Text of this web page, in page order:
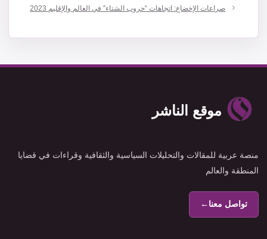
صراعات الإخضاع: اتجاهات “حروب الشتاء” في العالم والإقليم 2023
موقع الناشر
منصة عربية للمقالات والتحليلات السياسية والثقافية وقراءات في قضايا
المنطقة والعالم
تواصل معنا←